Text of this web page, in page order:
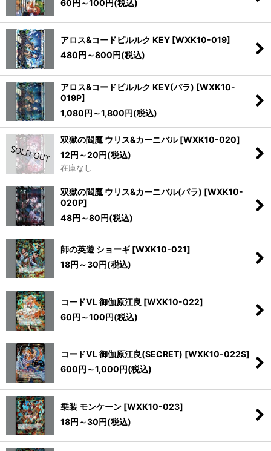
60円 ～100円(税込)
アロス&コードピルルク KEY [WXK10-019]
480円 ～800円(税込)
アロス&コードピルルク KEY(パラ) [WXK10-
019P]
1,080円 ～1,800円(税込)
双獄の閻魔 ウリス&カーニバル [WXK10-020]
12円 ～20円(税込)
在庫なし
双獄の閻魔 ウリス&カーニバル(パラ) [WXK10-
020P]
48円 ～80円(税込)
師の英遊 ショーギ [WXK10-021]
18円 ～30円(税込)
コードVL 御伽原江良 [WXK10-022]
60円 ～100円(税込)
コードVL 御伽原江良(SECRET) [WXK10-022S]
600円 ～1,000円(税込)
乗装 モンケーン [WXK10-023]
18円 ～30円(税込)